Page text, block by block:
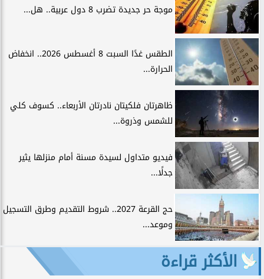
موجة حر جديدة تضرب 8 دول عربية.. هل...
الطقس غدًا السبت 8 أغسطس 2026.. انخفاض
الحرارة...
ظاهرتان فلكيتان نادرتان الأربعاء.. كسوف كلي
للشمس وذروة...
فيديو متداول لسيدة مسنة أمام منزلها يثير
جدلًا...
حج القرعة 2027.. شروط التقديم وطرق التسجيل
وموعد...
الأكثر قراءة